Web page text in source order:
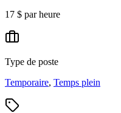
17 $ par heure
Type de poste
Temporaire, Temps plein